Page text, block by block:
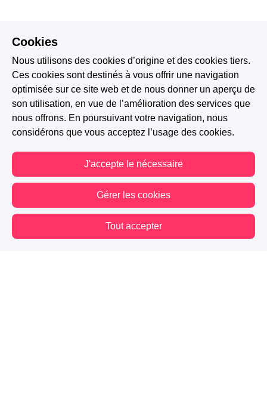
Cookies
Nous utilisons des cookies d’origine et des cookies tiers.
Ces cookies sont destinés à vous offrir une navigation
optimisée sur ce site web et de nous donner un aperçu de
son utilisation, en vue de l’amélioration des services que
nous offrons. En poursuivant votre navigation, nous
considérons que vous acceptez l’usage des cookies.
J'accepte le nécessaire
Gérer les cookies
Tout accepter